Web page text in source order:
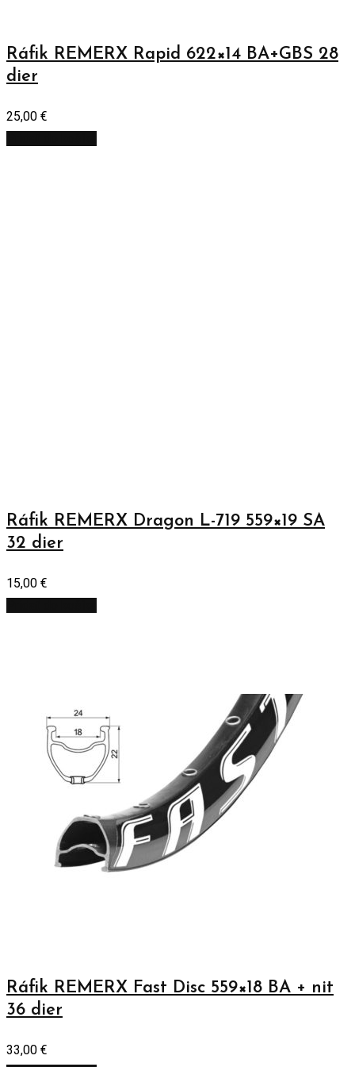
Ráfik REMERX Rapid 622×14 BA+GBS 28
dier
25,00 €
Ráfik REMERX Dragon L-719 559×19 SA
32 dier
15,00 €
Ráfik REMERX Fast Disc 559×18 BA + nit
36 dier
33,00 €